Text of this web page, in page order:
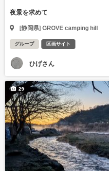
夜景を求めて
[静岡県] GROVE camping hill
グループ 区画サイト
ひげさん
29